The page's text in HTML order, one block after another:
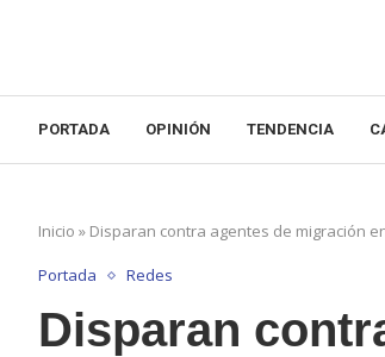
PORTADA OPINIÓN TENDENCIA
Inicio » Disparan contra agentes de migración
Portada Redes
Disparan